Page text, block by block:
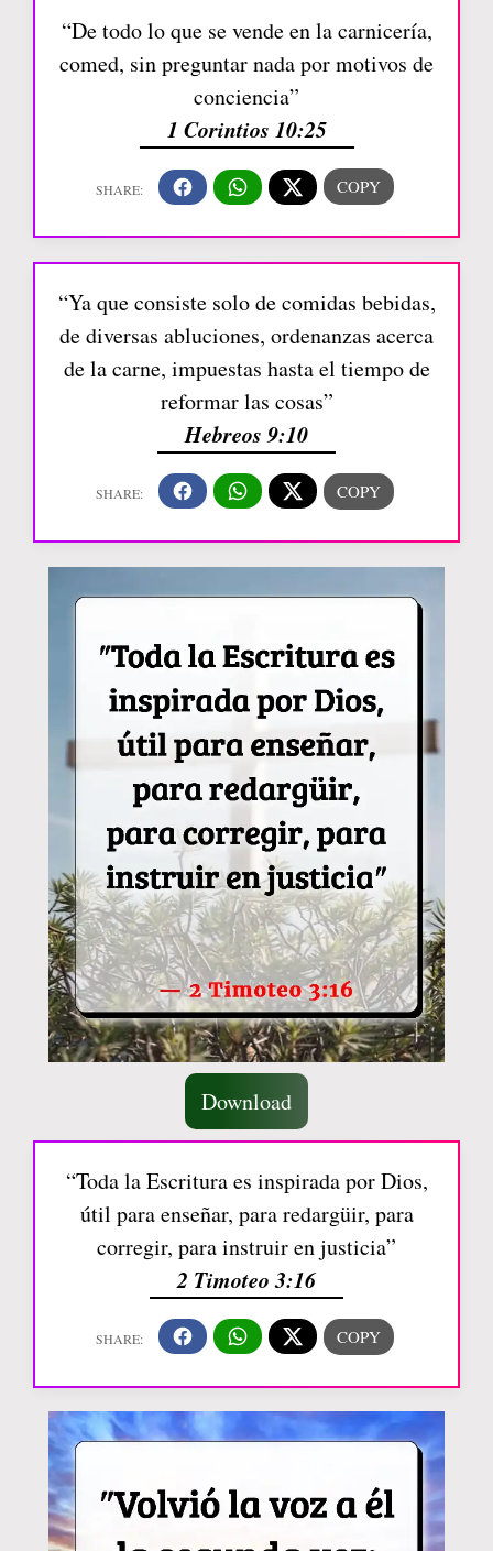
“De todo lo que se vende en la carnicería,
comed, sin preguntar nada por motivos de
conciencia”
1 Corintios 10:25
“Ya que consiste solo de comidas bebidas,
de diversas abluciones, ordenanzas acerca
de la carne, impuestas hasta el tiempo de
reformar las cosas”
Hebreos 9:10
Download
“Toda la Escritura es inspirada por Dios,
útil para enseñar, para redargüir, para
corregir, para instruir en justicia”
2 Timoteo 3:16